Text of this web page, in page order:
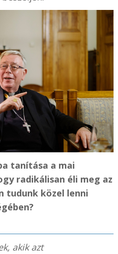
tanítása a mai
radikálisan éli meg az
tudunk közel lenni
akik azt